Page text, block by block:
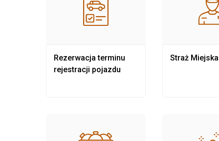
Rezerwacja terminu
rejestracji pojazdu
Straż Miejska